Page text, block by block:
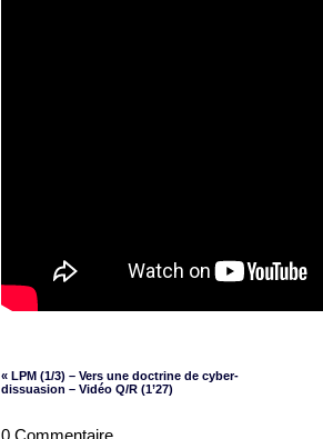
« LPM (1/3) – Vers une doctrine de cyber-
dissuasion – Vidéo Q/R (1’27)
0 Commentaire